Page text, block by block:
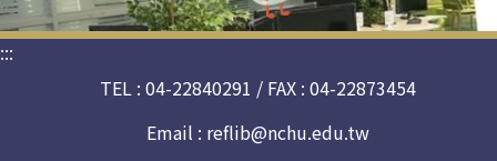
:::
TEL : 04-22840291 / FAX : 04-22873454
Email : reflib@nchu.edu.tw